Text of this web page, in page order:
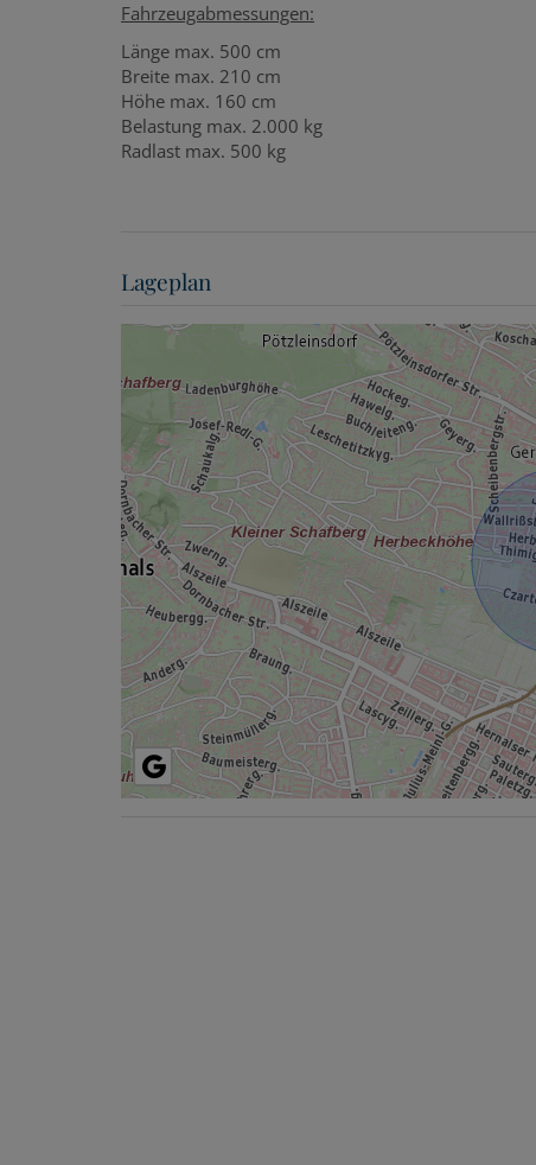
Fahrzeugabmessungen:
Länge max. 500 cm
Breite max. 210 cm
Höhe max. 160 cm
Belastung max. 2.000 kg
Radlast max. 500 kg
Lageplan